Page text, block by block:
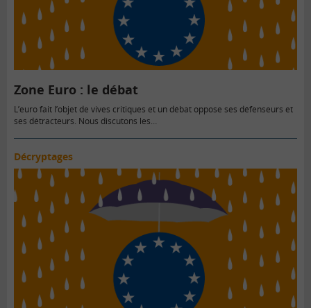
Zone Euro : le débat
L’euro fait l’objet de vives critiques et un débat oppose ses défenseurs et
ses détracteurs. Nous discutons les…
Décryptages